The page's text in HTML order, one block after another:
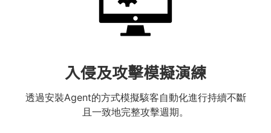
入侵及攻擊模擬演練
透過安裝Agent的方式模擬駭客自動化進行持續不斷
且一致地完整攻擊週期。